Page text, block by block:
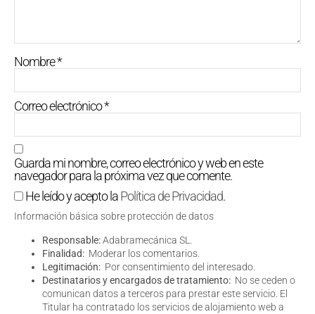
Nombre*
Correo electrónico*
Guarda mi nombre, correo electrónico y web en este
navegador para la próxima vez que comente.
He leído y acepto laPolítica de Privacidad.
Información básica sobre protección de datos
Responsable:Adabramecánica SL.
Finalidad: Moderar los comentarios.
Legitimación: Por consentimiento del interesado.
Destinatarios y encargados de tratamiento: No se ceden o
comunican datos a terceros para prestar este servicio. El
Titular ha contratado los servicios de alojamiento web a